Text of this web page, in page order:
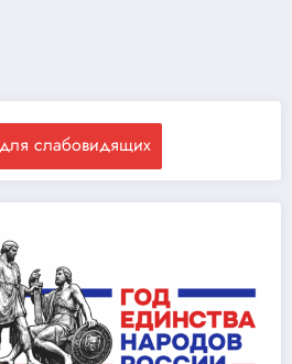
слабовидящих